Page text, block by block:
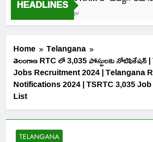
HEADLINES
Home
Telangana
తెలంగాణ RTC లో 3,035 పోస్టులకు నోటిఫికేషన్
Jobs Recruitment 2024 | Telangana
Notifications 2024 | TSRTC 3,035
List
TELANGANA